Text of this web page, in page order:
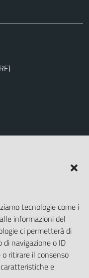
tecnologie come i
informazioni del
ci permetterà di
navigazione o ID
ritirare il consenso
e